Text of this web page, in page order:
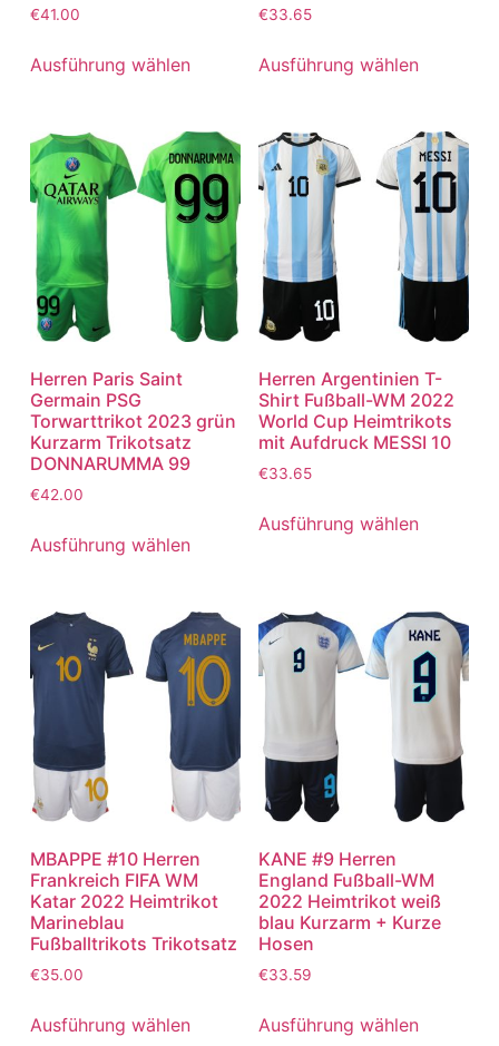
€41.00
Ausführung wählen
€33.65
Ausführung wählen
Herren Paris Saint
Germain PSG
Torwarttrikot 2023 grün
Kurzarm Trikotsatz
DONNARUMMA 99
€42.00
Ausführung wählen
Herren Argentinien T-
Shirt Fußball-WM 2022
World Cup Heimtrikots
mit Aufdruck MESSI 10
€33.65
Ausführung wählen
MBAPPE #10 Herren
Frankreich FIFA WM
Katar 2022 Heimtrikot
Marineblau
Fußballtrikots Trikotsatz
€35.00
Ausführung wählen
KANE #9 Herren
England Fußball-WM
2022 Heimtrikot weiß
blau Kurzarm + Kurze
Hosen
€33.59
Ausführung wählen